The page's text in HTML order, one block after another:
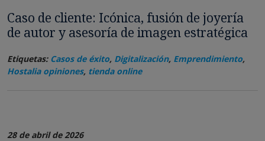
Caso de cliente: Icónica, fusión de joyería
de autor y asesoría de imagen estratégica
Etiquetas: Casos de éxito, Digitalización, Emprendimiento,
Hostalia opiniones, tienda online
28 de abril de 2026